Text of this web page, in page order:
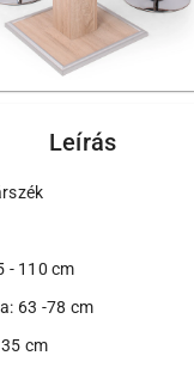
Leírás
- 110 cm
63 -78 cm
cm